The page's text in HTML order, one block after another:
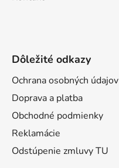
Dôležité odkazy
Ochrana osobných údajov
Doprava a platba
Obchodné podmienky
Reklamácie
Odstúpenie zmluvy TU